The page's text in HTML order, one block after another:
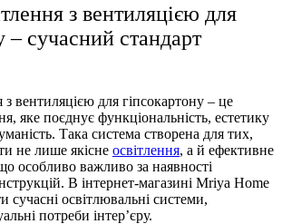
з вентиляцією для
– сучасний стандарт
з вентиляцією для гіпсокартону – це
яке поєднує функціональність, естетику
Така система створена для тих,
не лише якісне освітлення, а й ефективне
особливо важливо за наявності
В інтернет-магазині Mriya Home
сучасні освітлювальні системи,
потреби інтер’єру.